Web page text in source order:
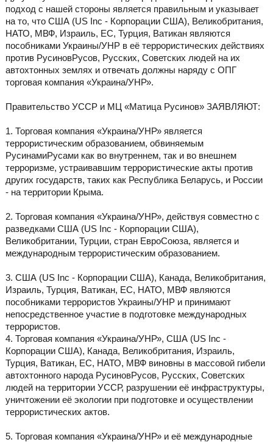
подход с нашей стороны является правильным и указывает
на то, что США (US Inc - Корпорации США), Великобритания,
НАТО, МВФ, Израиль, ЕС, Турция, Ватикан являются
пособниками Украины/УНР в её террористических действиях
против РусиновРусов, Русских, Советских людей на их
автохтонных землях и отвечать должны наряду с ОПГ
торговая компания «Украина/УНР».
Правительство УССР и МЦ «Матица Русинов» ЗАЯВЛЯЮТ:
1. Торговая компания «Украина/УНР» является
террористическим образованием, обвиняемым
РусинамиРусами как во внутреннем, так и во внешнем
терроризме, устраивавшим террористические акты против
других государств, таких как Республика Беларусь, и России
- на территории Крыма.
2. Торговая компания «Украина/УНР», действуя совместно с
разведками США (US Inc - Корпорации США),
Великобритании, Турции, стран ЕвроСоюза, является и
международным террористическим образованием.
3. США (US Inc - Корпорации США), Канада, Великобритания,
Израиль, Турция, Ватикан, ЕС, НАТО, МВФ являются
пособниками террористов Украины/УНР и принимают
непосредственное участие в подготовке международных
террористов.
4. Торговая компания «Украина/УНР», США (US Inc -
Корпорации США), Канада, Великобритания, Израиль,
Турция, Ватикан, ЕС, НАТО, МВФ виновны в массовой гибели
автохтонного народа РусиновРусов, Русских, Советских
людей на территории УССР, разрушении её инфраструктуры,
уничтожении её экологии при подготовке и осуществлении
террористических актов.
5. Торговая компания «Украина/УНР» и её международные